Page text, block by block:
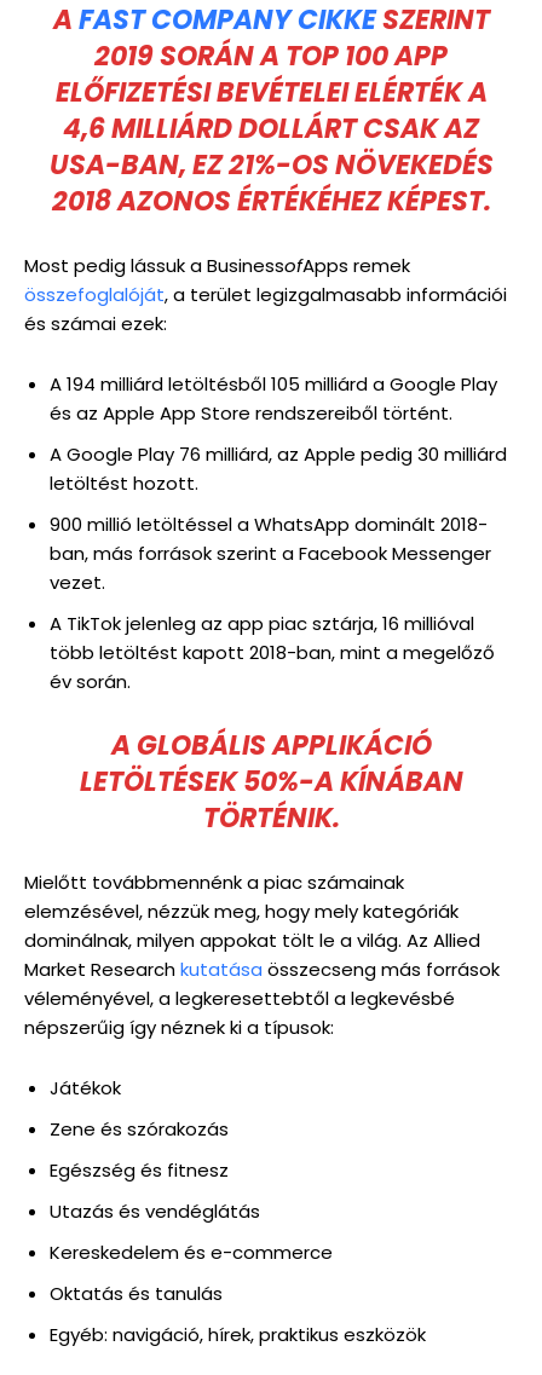
AFAST COMPANY CIKKESZERINT
2019 SORÁN A TOP 100 APP
ELŐFIZETÉSI BEVÉTELEI ELÉRTÉK A
4,6 MILLIÁRD DOLLÁRT CSAK AZ
USA-BAN, EZ 21%-OS NÖVEKEDÉS
2018 AZONOS ÉRTÉKÉHEZ KÉPEST.
Most pedig lássuk a BusinessofApps remek
összefoglalóját, a terület legizgalmasabb információi
és számai ezek:
A 194 milliárd letöltésből 105 milliárd a Google Play
és az Apple App Store rendszereiből történt.
A Google Play 76 milliárd, az Apple pedig 30 milliárd
letöltést hozott.
900 millió letöltéssel a WhatsApp dominált 2018-
ban, más források szerint a Facebook Messenger
vezet.
A TikTok jelenleg az app piac sztárja, 16 millióval
több letöltést kapott 2018-ban, mint a megelőző
év során.
A GLOBÁLIS APPLIKÁCIÓ
LETÖLTÉSEK 50%-A KÍNÁBAN
TÖRTÉNIK.
Mielőtt továbbmennénk a piac számainak
elemzésével, nézzük meg, hogy mely kategóriák
dominálnak, milyen appokat tölt le a világ. Az Allied
Market Researchkutatása összecseng más források
véleményével, a legkeresettebtől a legkevésbé
népszerűig így néznek ki a típusok:
Játékok
Zene és szórakozás
Egészség és fitnesz
Utazás és vendéglátás
Kereskedelem és e-commerce
Oktatás és tanulás
Egyéb: navigáció, hírek, praktikus eszközök